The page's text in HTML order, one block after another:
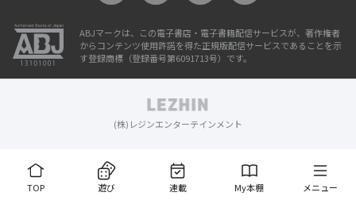
TOP 遊び 連載 My本棚 メニュー
ABJマークは、この電子書店・電子書籍配信サービスが、著作権者
からコンテンツ使用許諾を得た正規版配信サービスであることを示
す登録商標（登録番号第6091713号）です。
(株)レジンエンターテインメント